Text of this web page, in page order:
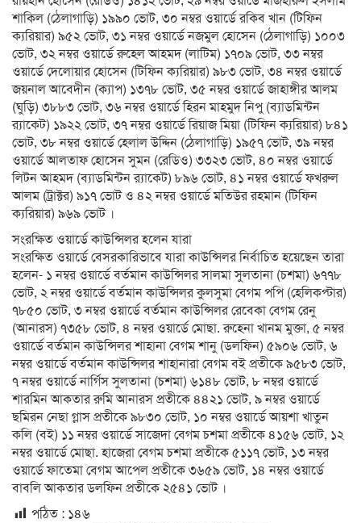
শাকিল (ঠেলাগাড়ি) ১৯৯০ ভোট, ৩০ নম্বর ওয়ার্ডে রকিব খান (টিফিন
ক্যরিয়ার) ৯৫২ ভোট, ৩১ নম্বর ওয়ার্ডে নজমুল হোসেন (ঠেলাগাড়ি) ১০০৩
ভোট, ৩২ নম্বর ওয়ার্ডে রুহেল আহমদ (লাটিম) ১৭০৯ ভোট, ৩৩ নম্বর
ওয়ার্ডে দেলোয়ার হোসেন (টিফিন ক্যরিয়ার) ৯৮৩ ভোট, ৩৪ নম্বর ওয়ার্ডে
জয়নাল আবেদীন (ক্যাপ) ১৩৭৮ ভোট, ৩৫ নম্বর ওয়ার্ডে জাহাঙ্গীর আলম
(ঘুড়ি) ৩৮৮৩ ভোট, ৩৬ নম্বর ওয়ার্ডে হিরন মাহমুদ নিপু (ব্যাডমিন্টন
র‌্যাকেট) ১৯২২ ভোট, ৩৭ নম্বর ওয়ার্ডে রিয়াজ মিয়া (টিফিন ক্যরিয়ার) ৮৪১
ভোট, ৩৮ নম্বর ওয়ার্ডে হেলাল উদ্দিন (ঠেলাগাড়ি) ১৯৫৭ ভোট, ৩৯ নম্বর
ওয়ার্ডে আলতাফ হোসেন সুমন (রেডিও) ৩৩২৩ ভোট, ৪০ নম্বর ওয়ার্ডে
লিটন আহমদ (ব্যাডমিন্টন র‌্যাকেট) ৮৯৬ ভোট, ৪১ নম্বর ওয়ার্ডে ফখরুল
আলম (ট্রাক্টর) ৯১৭ ভোট ও ৪২ নম্বর ওয়ার্ডে মতিউর রহমান (টিফিন
ক্যরিয়ার) ৯৬৯ ভোট ।
সংরক্ষিত ওয়ার্ডে কাউন্সিলর হলেন যারা
সংরক্ষিত ওয়ার্ডে বেসরকারিভাবে যারা কাউন্সিলর নির্বাচিত হয়েছেন তারা
হলেন- ১ নম্বর ওয়ার্ডে বর্তমান কাউন্সিলর সালমা সুলতানা (চশমা) ৬৭৭৮
ভোট, ২ নম্বর ওয়ার্ডে বর্তমান কাউন্সিলর কুলসুমা বেগম পপি (হেলিকপ্টার)
৭৮৫০ ভোট, ৩ নম্বর ওয়ার্ডে বর্তমান কাউন্সিলর রেবেকা বেগম রেনু
(আনারস) ৭৩৫৮ ভোট, ৪ নম্বর ওয়ার্ডে মোছা. রুহেনা খানম মুক্তা, ৫ নম্বর
ওয়ার্ডে বর্তমান কাউন্সিলর শাহানা বেগম শানু (ডলফিন) ৫৯০৬ ভোট, ৬
নম্বর ওয়ার্ডে বর্তমান কাউন্সিলর শাহানারা বেগম বই প্রতীকে ৯৫৮৩ ভোট,
৭ নম্বর ওয়ার্ডে নার্গিস সুলতানা (চশমা) ৬১৪৮ ভোট, ৮ নম্বর ওয়ার্ডে
শারমিন আকতার রুমি আনারস প্রতীকে ৪৪২১ ভোট, ৯ নম্বর ওয়ার্ডে
ছমিরন নেছা গ্লাস প্রতীকে ৯৮৩০ ভোট, ১০ নম্বর ওয়ার্ডে আয়শা খাতুন
কলি (বই) ১১ নম্বর ওয়ার্ডে সাজেদা বেগম চশমা প্রতীকে ৪১৫৬ ভোট, ১২
নম্বর ওয়ার্ডে মোছা. হাজেরা বেগম চশমা প্রতীকে ৫১১৭ ভোট, ১৩ নম্বর
ওয়ার্ডে ফাতেমা বেগম আপেল প্রতীকে ৩৬৫৯ ভোট, ১৪ নম্বর ওয়ার্ডে
বাবলি আকতার ডলফিন প্রতীকে ২৫৪১ ভোট ।
পঠিত : ১৪৬